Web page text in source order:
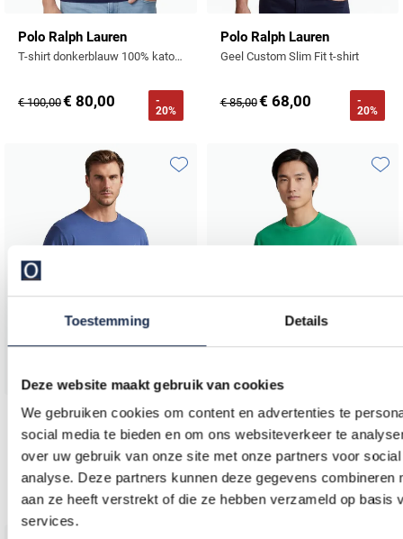
Toestemming Details
Deze website maakt gebruik van cookies
We gebruiken cookies om content en advertenties te
social media te bieden en om ons websiteverkeer te
over uw gebruik van onze site met onze partners voor
analyse. Deze partners kunnen deze gegevens combineren
aan ze heeft verstrekt of die ze hebben verzameld op basis
services.
Polo Ralph Lauren
T-shirt donkerblauw 100% katoen
€ 100,00€ 80,00
-
20%
Polo Ralph Lauren
Geel Custom Slim Fit t-shirt
€ 85,00€ 68,00
-
20%
Polo Ralph Lauren
t-shirt big en tall blauw katoen wijde fit
€ 85,00€ 68,00
-
20%
Toevoegen aan favorieten
Polo Ralph Lauren
T-shirt groen 100% katoen bear
€ 129,00€ 64,50
-
50%